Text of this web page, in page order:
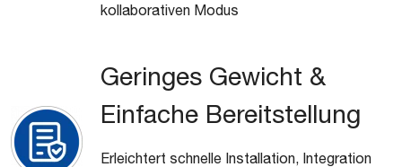
kollaborativen Modus
Geringes Gewicht &
Einfache Bereitstellung
Erleichtert schnelle Installation, Integration